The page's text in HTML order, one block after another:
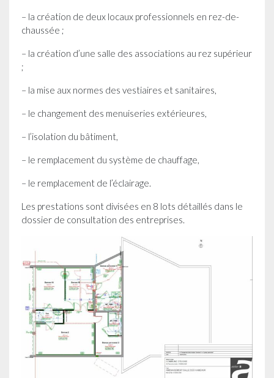
– la création de deux locaux professionnels en rez-de-
chaussée ;
– la création d’une salle des associations au rez supérieur
;
– la mise aux normes des vestiaires et sanitaires,
– le changement des menuiseries extérieures,
– l’isolation du bâtiment,
– le remplacement du système de chauffage,
– le remplacement de l’éclairage.
Les prestations sont divisées en 8 lots détaillés dans le
dossier de consultation des entreprises.